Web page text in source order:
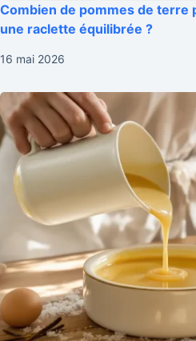
Combien de pommes de terre
une raclette équilibrée ?
16 mai 2026